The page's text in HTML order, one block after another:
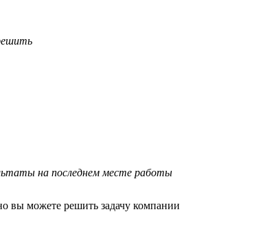
на последнем месте работы
вы можете решить задачу компании